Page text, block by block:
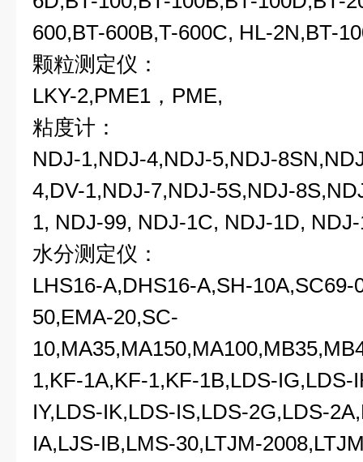
600,BT-600B,T-600C, HL-2N,BT-
颗粒测定仪：
LKY-2,PME1，PME,
粘度计：
NDJ-1,NDJ-4,NDJ-5,NDJ-
4,DV-1,NDJ-7,NDJ-5S,NDJ-
1, NDJ-99, NDJ-1C, NDJ-1D,
水分测定仪：
LHS16-A,DHS16-A,SH-
50,EMA-20,SC-
1,KF-1A,KF-1,KF-1B,LDS-IG,LDS-
IY,LDS-IK,LDS-IS,LDS-2G,LDS-
IA,LJS-IB,LMS-30,LTJM-